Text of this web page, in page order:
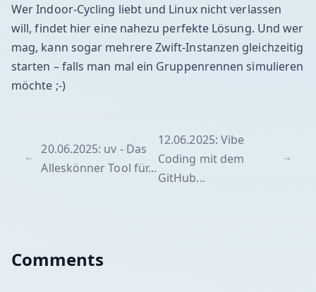
Wer Indoor-Cycling liebt und Linux nicht verlassen
will, findet hier eine nahezu perfekte Lösung. Und wer
mag, kann sogar mehrere Zwift-Instanzen gleichzeitig
starten – falls man mal ein Gruppenrennen simulieren
möchte ;-)
20.06.2025: uv - Das
Alleskönner Tool für...
12.06.2025: Vibe
Coding mit dem
GitHub...
Comments